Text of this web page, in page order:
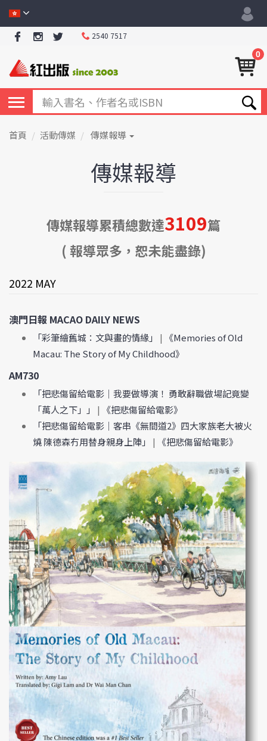
2540 7517
0
首頁 活動傳媒 傳媒報導
傳媒報導
傳媒報導累積總數達3109篇
( 報導眾多，恕未能盡錄)
2022 MAY
澳門日報 MACAO DAILY NEWS
「彩筆繪舊城：文與畫的情緣」 |
《Memories of Old
Macau: The Story of My Childhood》
AM730
「把悲傷留給電影｜我要做導演！ 勇敢辭職做場記竟變
「萬人之下」」
|
《把悲傷留給電影》
「把悲傷留給電影｜客串《無間道2》四大家族老大被火
燒 陳德森冇用替身親身上陣」
| 《把悲傷留給電影》